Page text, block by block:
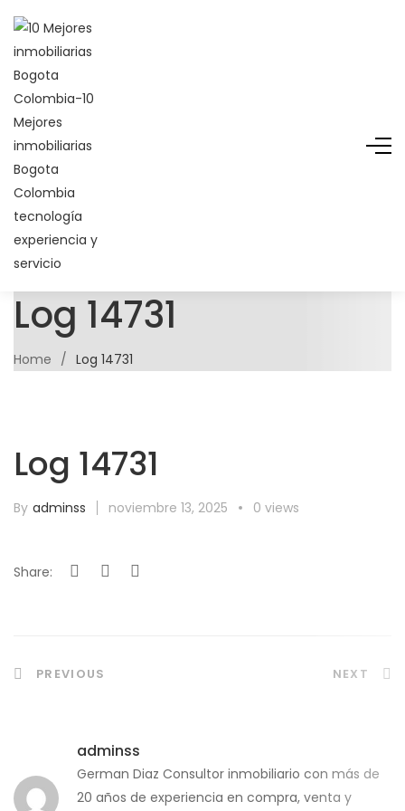
Log 14731
Home / Log 14731
Log 14731
By adminss noviembre 13, 2025 0 views
Share:
Navegación
entradas
PREVIOUS NEXT
adminss
German Diaz Consultor inmobiliario con más de
20 años de experiencia en compra, venta y